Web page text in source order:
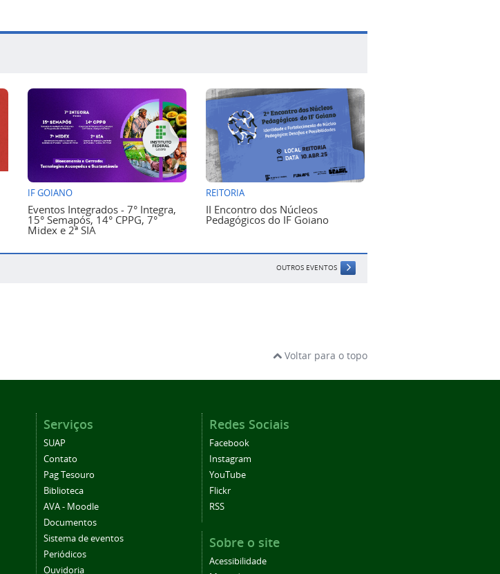
IF GOIANO
Eventos Integrados - 7° Integra,
15° Semapós, 14° CPPG, 7°
Midex e 2ª SIA
REITORIA
II Encontro dos Núcleos
Pedagógicos do IF Goiano
OUTROS EVENTOS
Voltar para o topo
Serviços
SUAP
Contato
Pag Tesouro
Biblioteca
AVA - Moodle
Documentos
Sistema de eventos
Periódicos
Ouvidoria
Redes Sociais
Facebook
Instagram
YouTube
Flickr
RSS
Sobre o site
Acessibilidade